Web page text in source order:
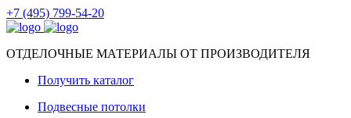
+7 (495) 799-54-20
ОТДЕЛОЧНЫЕ МАТЕРИАЛЫ ОТ ПРОИЗВОДИТЕЛЯ
Получить каталог
Подвесные потолки